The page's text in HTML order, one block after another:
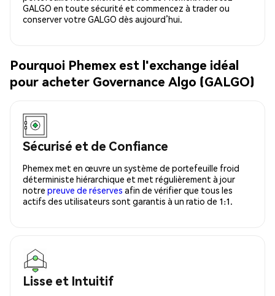
GALGO en toute sécurité et commencez à trader ou
conserver votre GALGO dès aujourd’hui.
Pourquoi Phemex est l'exchange idéal
pour acheter Governance Algo (GALGO)
Sécurisé et de Confiance
Phemex met en œuvre un système de portefeuille froid
déterministe hiérarchique et met régulièrement à jour
notre preuve de réserves afin de vérifier que tous les
actifs des utilisateurs sont garantis à un ratio de 1:1.
Lisse et Intuitif